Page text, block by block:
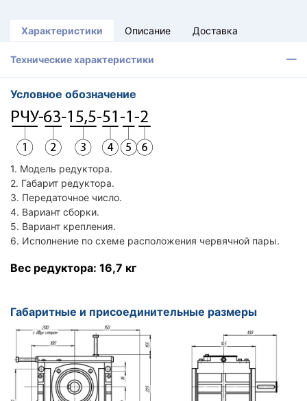
Характеристики Описание Доставка
Технические характеристики
Условное обозначение
1. Модель редуктора.
2. Габарит редуктора.
3. Передаточное число.
4. Вариант сборки.
5. Вариант крепления.
6. Исполнение по схеме расположения червячной пары.
Вес редуктора: 16,7 кг
Габаритные и присоединительные размеры